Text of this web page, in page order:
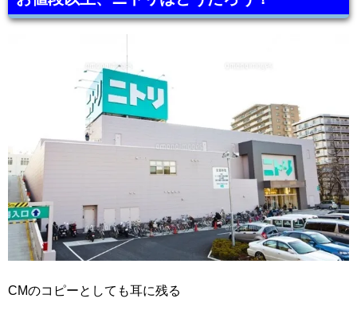
CMのコピーとしても耳に残る